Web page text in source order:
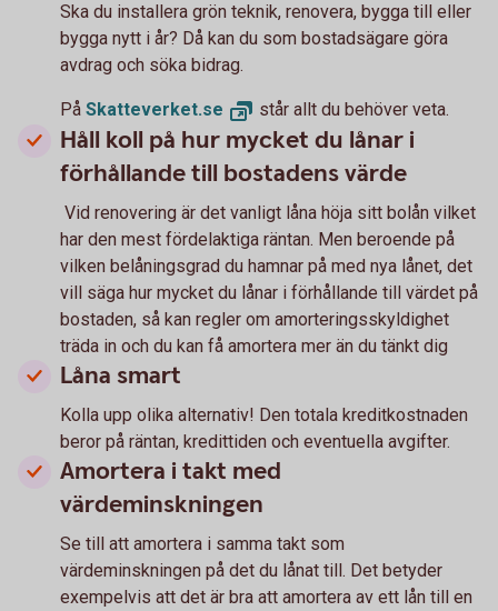
Ska du installera grön teknik, renovera, bygga till eller
bygga nytt i år? Då kan du som bostadsägare göra
avdrag och söka bidrag.
På Skatteverket.se står allt du behöver veta.
Håll koll på hur mycket du lånar i
förhållande till bostadens värde
Vid renovering är det vanligt låna höja sitt bolån vilket
har den mest fördelaktiga räntan. Men beroende på
vilken belåningsgrad du hamnar på med nya lånet, det
vill säga hur mycket du lånar i förhållande till värdet på
bostaden, så kan regler om amorteringsskyldighet
träda in och du kan få amortera mer än du tänkt dig
Låna smart
Kolla upp olika alternativ! Den totala kreditkostnaden
beror på räntan, kredittiden och eventuella avgifter.
Amortera i takt med
värdeminskningen
Se till att amortera i samma takt som
värdeminskningen på det du lånat till. Det betyder
exempelvis att det är bra att amortera av ett lån till en